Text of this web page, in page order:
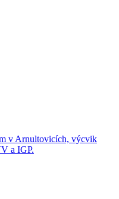
v Arnultovicích, výcvik
a IGP.